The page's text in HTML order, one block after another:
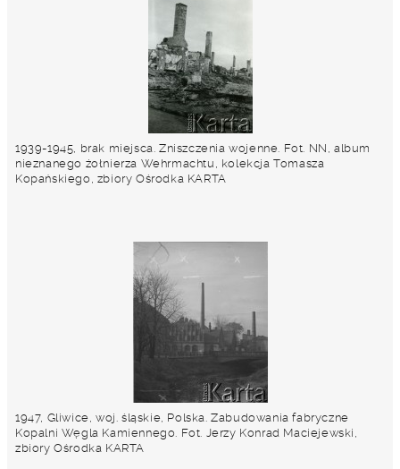
1939-1945, brak miejsca. Zniszczenia wojenne. Fot. NN, album
nieznanego żołnierza Wehrmachtu, kolekcja Tomasza
Kopańskiego, zbiory Ośrodka KARTA
1947, Gliwice, woj. śląskie, Polska. Zabudowania fabryczne
Kopalni Węgla Kamiennego. Fot. Jerzy Konrad Maciejewski,
zbiory Ośrodka KARTA